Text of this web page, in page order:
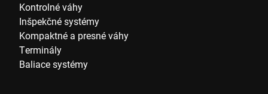
Kontrolné váhy
Inšpekčné systémy
Kompaktné a presné váhy
Terminály
Baliace systémy